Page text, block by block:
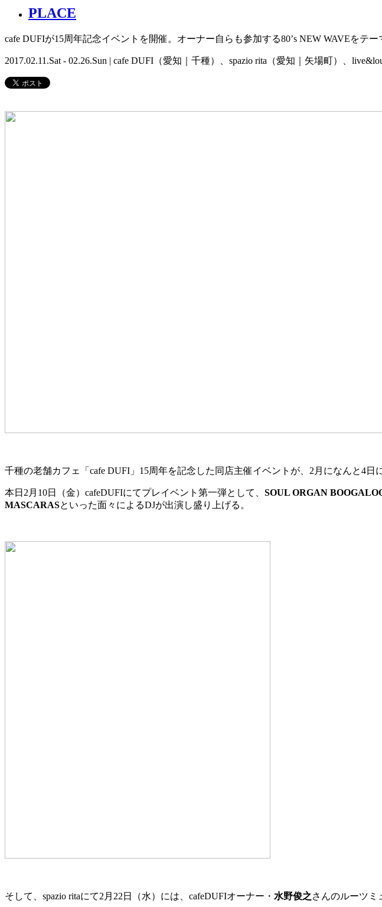
PLACE
cafe DUFIが15周年記念イベントを開催。オーナー自らも参加する80’s NEW WAVEをテ
2017.02.11.Sat - 02.26.Sun | cafe DUFI（愛知｜千種）、spazio rita（愛知｜矢場町）、
千種の老舗カフェ「cafe DUFI」15周年を記念した同店主催イベントが、2月になんと4日
本日2月10日（金）cafeDUFIにてプレイベント第一弾として、 SOUL ORGAN
MASCARASといった面々によるDJが出演し盛り上げる。
そして、spazio ritaにて2月22日（水）には、cafeDUFIオーナー・ 水野俊之さんのルーツミ